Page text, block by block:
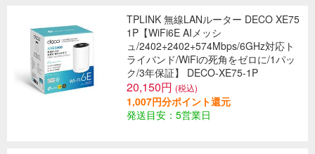
TPLINK 無線LANルーター DECO XE75
1P【WiFi6E AIメッシ
ュ/2402+2402+574Mbps/6GHz対応ト
ライバンド/WiFiの死角をゼロに/1パッ
ク/3年保証】 DECO-XE75-1P
20,150円 (税込)
1,007円分ポイント還元
発送目安：5営業日